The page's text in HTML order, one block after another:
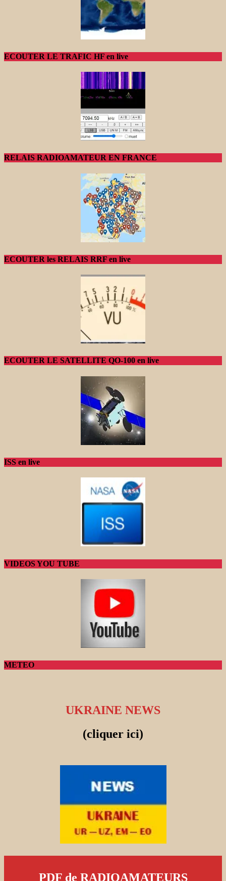
ECOUTER LE TRAFIC HF en live
RELAIS RADIOAMATEUR EN FRANCE
ECOUTER les RELAIS RRF en live
ECOUTER LE SATELLITE QO-100 en live
ISS en live
VIDEOS YOU TUBE
METEO
UKRAINE NEWS
(cliquer ici)
PDF de RADIOAMATEURS